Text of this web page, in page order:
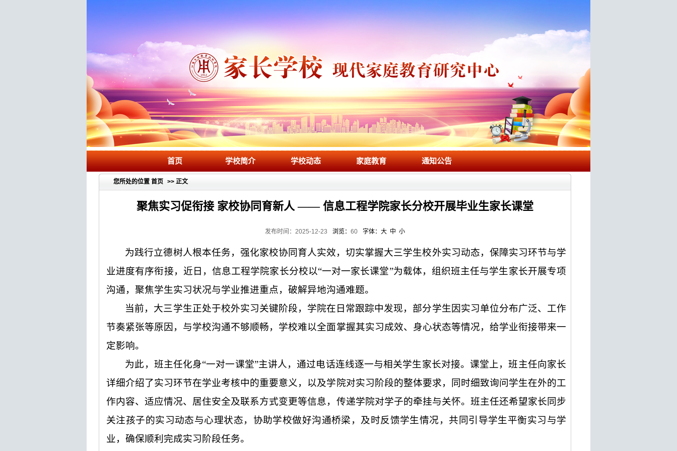
首页 学校简介 学校动态 家庭教育 通知公告
聚焦实习促衔接 家校协同育新人 —— 信息工程学院家长分校开展毕业生家长课堂
发布时间：2025-12-23 浏览： 60 字体： 大 中 小
为践行立德树人根本任务，强化家校协同育人实效，切实掌握大三学生校外实习动态，保障实习环节与学
业进度有序衔接，近日，信息工程学院家长分校以“一对一家长课堂”为载体，组织班主任与学生家长开展专项
沟通，聚焦学生实习状况与学业推进重点，破解异地沟通难题。
当前，大三学生正处于校外实习关键阶段，学院在日常跟踪中发现，部分学生因实习单位分布广泛、工作
节奏紧张等原因，与学校沟通不够顺畅，学校难以全面掌握其实习成效、身心状态等情况，给学业衔接带来一
定影响。
为此，班主任化身“一对一课堂”主讲人，通过电话连线逐一与相关学生家长对接。课堂上，班主任向家长
详细介绍了实习环节在学业考核中的重要意义，以及学院对实习阶段的整体要求，同时细致询问学生在外的工
作内容、适应情况、居住安全及联系方式变更等信息，传递学院对学子的牵挂与关怀。班主任还希望家长同步
关注孩子的实习动态与心理状态，协助学校做好沟通桥梁，及时反馈学生情况，共同引导学生平衡实习与学
业，确保顺利完成实习阶段任务。
您所处的位置 首页 >> 正文